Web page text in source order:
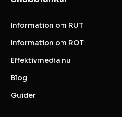
Information om RUT
Information om ROT
Effektivmedia.nu
Blog
Guider